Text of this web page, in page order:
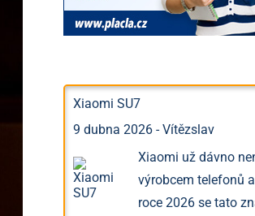
Xiaomi SU7
9 dubna 2026 -Vítězslav
Xiaomi už dávno
výrobcem telefonů
roce 2026 se tato